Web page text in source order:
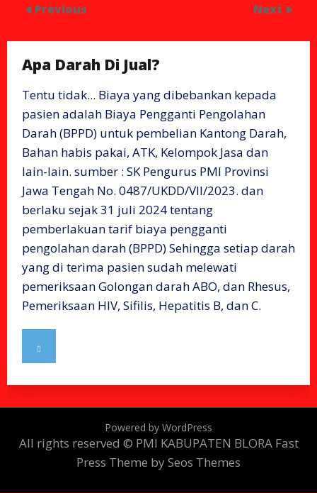
Previous Next
Apa Darah Di Jual?
Tentu tidak... Biaya yang dibebankan kepada
pasien adalah Biaya Pengganti Pengolahan
Darah (BPPD) untuk pembelian Kantong Darah,
Bahan habis pakai, ATK, Kelompok Jasa dan
lain-lain. sumber : SK Pengurus PMI Provinsi
Jawa Tengah No. 0487/UKDD/VII/2023. dan
berlaku sejak 31 juli 2024 tentang
pemberlakuan tarif biaya pengganti
pengolahan darah (BPPD) Sehingga setiap darah
yang di terima pasien sudah melewati
pemeriksaan Golongan darah ABO, dan Rhesus,
Pemeriksaan HIV, Sifilis, Hepatitis B, dan C.
Powered by WordPress
All rights reserved © PMI KABUPATEN BLORA Fast
Press Theme by Seos Themes